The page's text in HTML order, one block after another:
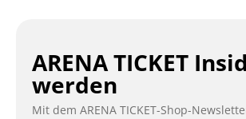
ARENA TICKET
werden
Mit dem ARENA TICKET-Shop-